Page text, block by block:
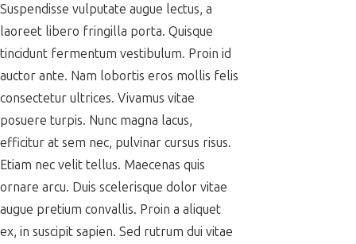
Suspendisse vulputate augue lectus, a
laoreet libero fringilla porta. Quisque
tincidunt fermentum vestibulum. Proin id
auctor ante. Nam lobortis eros mollis felis
consectetur ultrices. Vivamus vitae
posuere turpis. Nunc magna lacus,
efficitur at sem nec, pulvinar cursus risus.
Etiam nec velit tellus. Maecenas quis
ornare arcu. Duis scelerisque dolor vitae
augue pretium convallis. Proin a aliquet
ex, in suscipit sapien. Sed rutrum dui vitae